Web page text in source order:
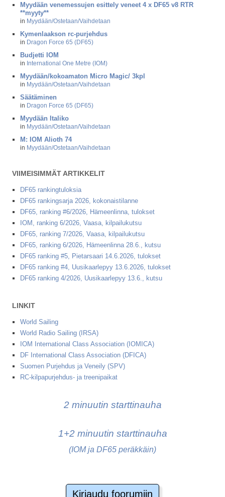
Myydään venemessujen esittely veneet 4 x DF65 v8 RTR
**myyty**
in Myydään/Ostetaan/Vaihdetaan
Kymenlaakson rc-purjehdus
in Dragon Force 65 (DF65)
Budjetti IOM
in International One Metre (IOM)
Myydään/kokoamaton Micro Magic/ 3kpl
in Myydään/Ostetaan/Vaihdetaan
Säätäminen
in Dragon Force 65 (DF65)
Myydään Italiko
in Myydään/Ostetaan/Vaihdetaan
M: IOM Alioth 74
in Myydään/Ostetaan/Vaihdetaan
VIIMEISIMMÄT ARTIKKELIT
DF65 rankingtuloksia
DF65 rankingsarja 2026, kokonaistilanne
DF65, ranking #6/2026, Hämeenlinna, tulokset
IOM, ranking 6/2026, Vaasa, kilpailukutsu
DF65, ranking 7/2026, Vaasa, kilpailukutsu
DF65, ranking 6/2026, Hämeenlinna 28.6., kutsu
DF65 ranking #5, Pietarsaari 14.6.2026, tulokset
DF65 ranking #4, Uusikaarlepyy 13.6.2026, tulokset
DF65 ranking 4/2026, Uusikaarlepyy 13.6., kutsu
LINKIT
World Sailing
World Radio Sailing (IRSA)
IOM International Class Association (IOMICA)
DF International Class Association (DFICA)
Suomen Purjehdus ja Veneily (SPV)
RC-kilpapurjehdus- ja treenipaikat
2 minuutin starttinauha
1+2 minuutin starttinauha
(IOM ja DF65 peräkkäin)
Kirjaudu foorumiin